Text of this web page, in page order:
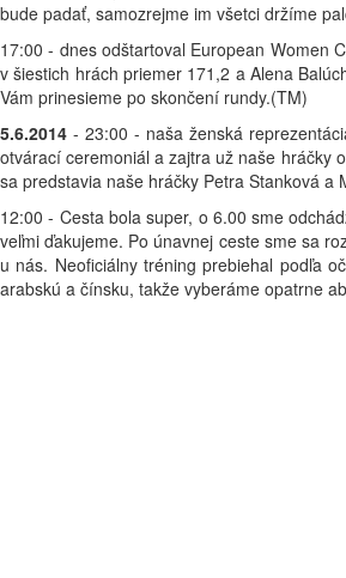
bude padať, samozrejme im všetci držíme
17:00 - dnes odštartoval European Women
v šiestich hrách priemer 171,2 a Alena
Vám prinesieme po skončení rundy.(TM)
5.6.2014 - 23:00 - naša ženská
otvárací ceremoniál a zajtra už naše hráčky
sa predstavia naše hráčky Petra Stanková a
12:00 - Cesta bola super, o 6.00 sme
veľmi ďakujeme. Po únavnej ceste sme sa
u nás. Neoficiálny tréning prebiehal podľa
arabskú a čínsku, takže vyberáme opatrne